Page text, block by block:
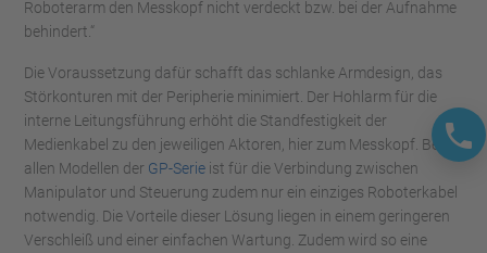
Roboterarm den Messkopf nicht verdeckt bzw. bei der Aufnahme
behindert.“
Die Voraussetzung dafür schafft das schlanke Armdesign, das
Störkonturen mit der Peripherie minimiert. Der Hohlarm für die
interne Leitungsführung erhöht die Standfestigkeit der
Medienkabel zu den jeweiligen Aktoren, hier zum Messkopf. Bei
allen Modellen der GP-Serie ist für die Verbindung zwischen
Manipulator und Steuerung zudem nur ein einziges Roboterkabel
notwendig. Die Vorteile dieser Lösung liegen in einem geringeren
Verschleiß und einer einfachen Wartung. Zudem wird so eine